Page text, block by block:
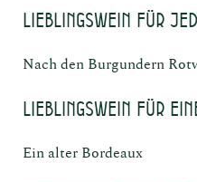
Lieblingswein für
Nach den Burgundern
Lieblingswein für
Ein alter Bordeaux